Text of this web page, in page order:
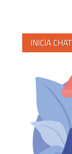
INICIA